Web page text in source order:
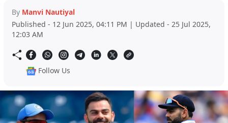
By Manvi Nautiyal
Published - 12 Jun 2025, 04:11 PM | Updated - 25 Jul 2025,
12:03 AM
Follow Us